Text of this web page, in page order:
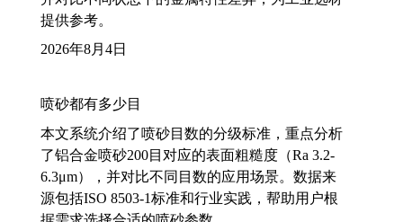
提供参考。
2026年8月4日
喷砂都有多少目
本文系统介绍了喷砂目数的分级标准，重点分析
了铝合金喷砂200目对应的表面粗糙度（Ra 3.2-
6.3μm），并对比不同目数的应用场景。数据来
源包括ISO 8503-1标准和行业实践，帮助用户根